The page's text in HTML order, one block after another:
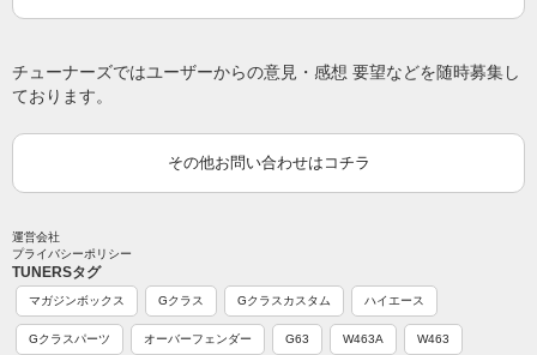
チューナーズではユーザーからの意見・感想 要望などを随時募集し
ております。
その他お問い合わせはコチラ
運営会社
プライバシーポリシー
TUNERSタグ
マガジンボックス Gクラス Gクラスカスタム ハイエース
Gクラスパーツ オーバーフェンダー G63 W463A W463